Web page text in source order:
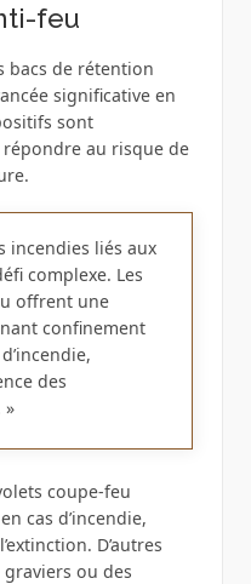
feu
bacs de rétention
significative en
sont
au risque de
incendies liés aux
complexe. Les
offrent une
confinement
des
»
coupe-feu
cas d’incendie,
D’autres
ou des